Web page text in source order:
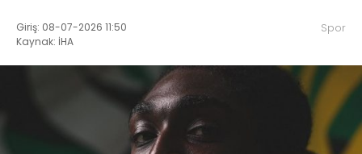
Giriş: 08-07-2026 11:50
Kaynak: İHA
Spor